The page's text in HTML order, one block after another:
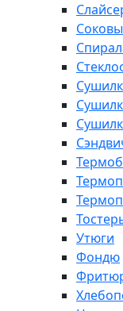
Утюги
Фондю